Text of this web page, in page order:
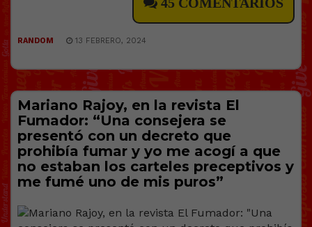
RANDOM 13 FEBRERO, 2024
Mariano Rajoy, en la revista El
Fumador: “Una consejera se
presentó con un decreto que
prohibía fumar y yo me acogí a que
no estaban los carteles preceptivos y
me fumé uno de mis puros”